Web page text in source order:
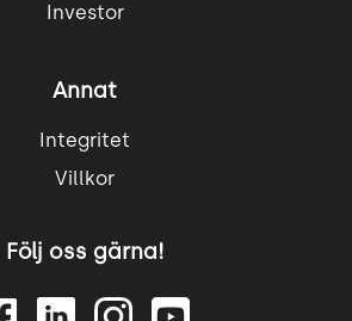
Investor
Annat
Integritet
Villkor
Följ oss gärna!